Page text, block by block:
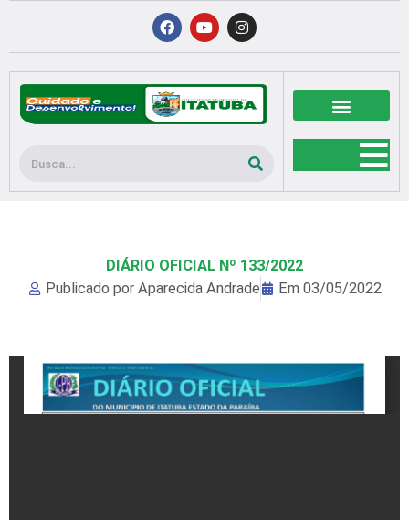
conteúdo
F
a
c
b
o
o
k
Y
o
u
u
b
e
I
n
s
a
g
r
a
Pesquisar
DIÁRIO OFICIAL Nº 133/2022
Publicado por Aparecida Andrade Em 03/05/2022